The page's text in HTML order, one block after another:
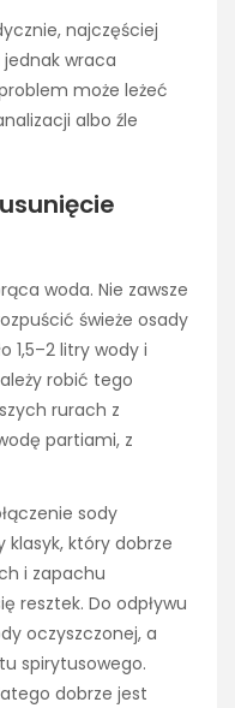
najczęściej
jednak wraca
może leżeć
albo źle
woda. Nie zawsze
świeże osady
1,5–2 litry wody i
robić tego
rurach z
partiami, z
sody
który dobrze
i zapachu
resztek. Do odpływu
oczyszczonej, a
spirytusowego.
dobrze jest